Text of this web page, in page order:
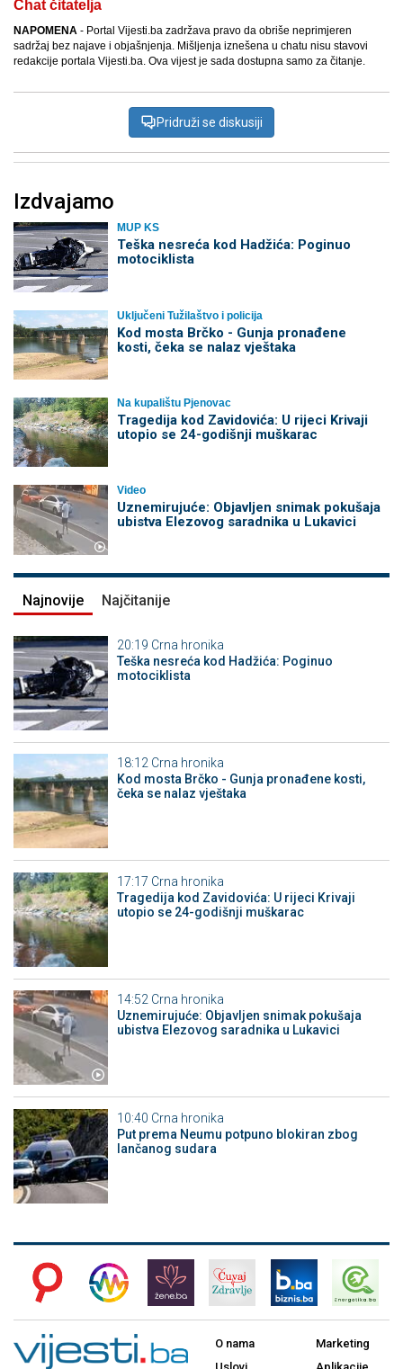
Chat čitatelja
NAPOMENA - Portal Vijesti.ba zadržava pravo da obriše neprimjeren
sadržaj bez najave i objašnjenja. Mišljenja iznešena u chatu nisu stavovi
redakcije portala Vijesti.ba. Ova vijest je sada dostupna samo za čitanje.
Pridruži se diskusiji
Izdvajamo
MUP KS
Teška nesreća kod Hadžića: Poginuo
motociklista
Uključeni Tužilaštvo i policija
Kod mosta Brčko - Gunja pronađene
kosti, čeka se nalaz vještaka
Na kupalištu Pjenovac
Tragedija kod Zavidovića: U rijeci Krivaji
utopio se 24-godišnji muškarac
Video
Uznemirujuće: Objavljen snimak pokušaja
ubistva Elezovog saradnika u Lukavici
Najnovije Najčitanije
20:19 Crna hronika
Teška nesreća kod Hadžića: Poginuo
motociklista
18:12 Crna hronika
Kod mosta Brčko - Gunja pronađene kosti,
čeka se nalaz vještaka
17:17 Crna hronika
Tragedija kod Zavidovića: U rijeci Krivaji
utopio se 24-godišnji muškarac
14:52 Crna hronika
Uznemirujuće: Objavljen snimak pokušaja
ubistva Elezovog saradnika u Lukavici
10:40 Crna hronika
Put prema Neumu potpuno blokiran zbog
lančanog sudara
O nama
Marketing